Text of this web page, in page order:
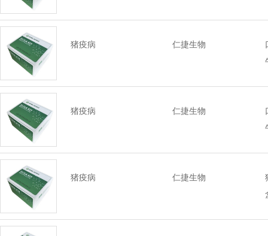
猪疫病 仁捷生物
猪疫病 仁捷生物
猪疫病 仁捷生物